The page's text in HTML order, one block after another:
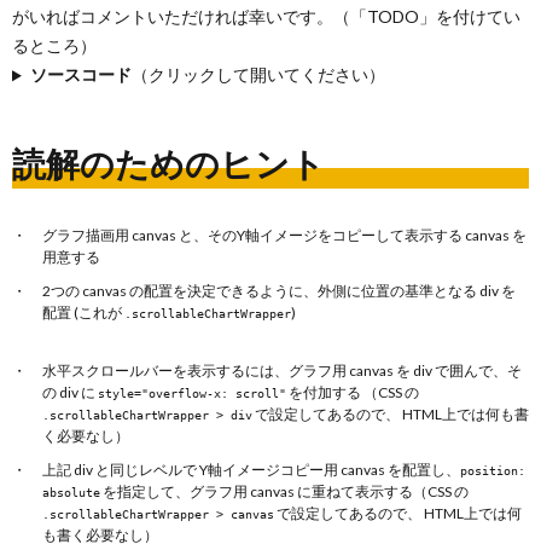
がいればコメントいただければ幸いです。（「TODO」を付けてい
るところ）
ソースコード （クリックして開いてください）
読解のためのヒント
グラフ描画用 canvas と、そのY軸イメージをコピーして表示する canvas を
用意する
2つの canvas の配置を決定できるように、外側に位置の基準となる div を
配置 (これが .scrollableChartWrapper)
水平スクロールバーを表示するには、グラフ用 canvas を div で囲んで、そ
の div に style="overflow-x: scroll" を付加する （CSS の
.scrollableChartWrapper > divで設定してあるので、 HTML上では何も書
く必要なし）
上記 div と同じレベルで Y軸イメージコピー用 canvas を配置し、
position:
absolute を指定して、グラフ用 canvas に重ねて表示する（CSS の
.scrollableChartWrapper > canvas で設定してあるので、 HTML上では何
も書く必要なし）